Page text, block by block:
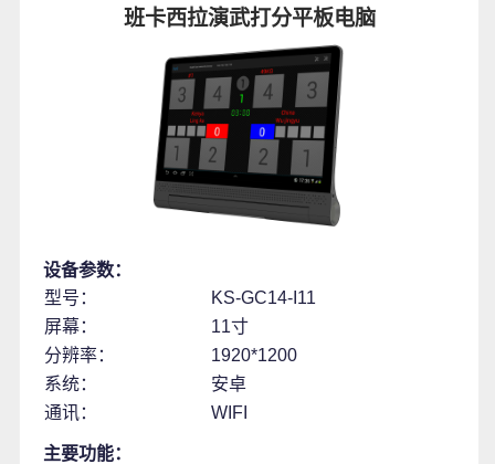
班卡西拉演武打分平板电脑
设备参数：
型号：
KS-GC14-I11
屏幕：
11寸
分辨率：
1920*1200
系统：
安卓
通讯：
WIFI
主要功能：